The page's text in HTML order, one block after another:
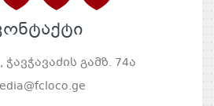
კონტაქტი
გამზ. 74ა